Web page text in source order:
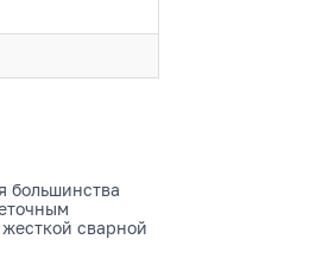
большинства
сварной